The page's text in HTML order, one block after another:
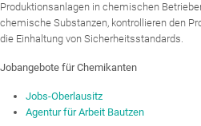
Produktionsanlagen in chemischen
chemische Substanzen, kontrollieren den
die Einhaltung von Sicherheitsstandards.
Jobangebote für Chemikanten
Jobs-Oberlausitz
Agentur für Arbeit Bautzen